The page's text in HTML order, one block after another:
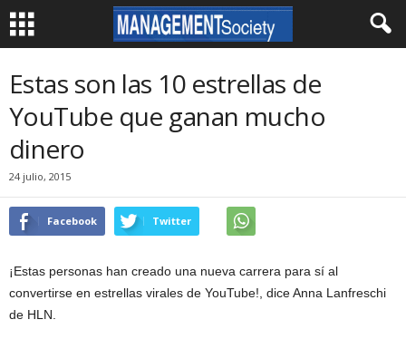
Estas son las 10 estrellas de
YouTube que ganan mucho
dinero
24 julio, 2015
Facebook Twitter
¡Estas personas han creado una nueva carrera para sí al
convertirse en estrellas virales de YouTube!, dice Anna Lanfreschi
de HLN.